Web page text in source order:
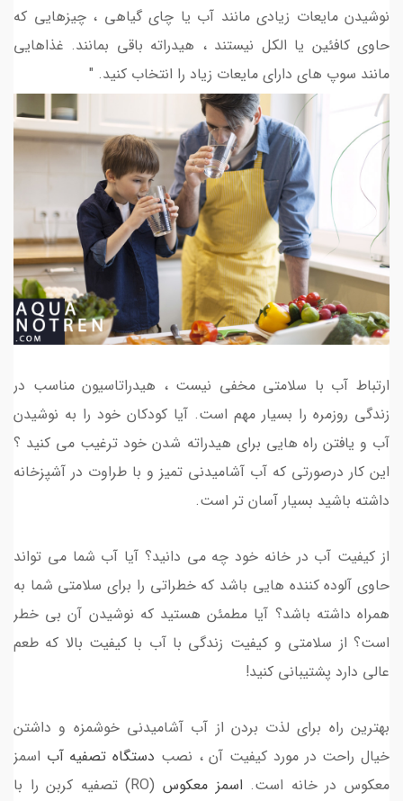
نوشیدن مایعات زیادی مانند آب یا چای گیاهی ، چیزهایی که
حاوی کافئین یا الکل نیستند ، هیدراته باقی بمانند. غذاهایی
مانند سوپ های دارای مایعات زیاد را انتخاب کنید. "
ارتباط آب با سلامتی مخفی نیست ، هیدراتاسیون مناسب در
زندگی روزمره را بسیار مهم است. آیا کودکان خود را به نوشیدن
آب و یافتن راه هایی برای هیدراته شدن خود ترغیب می کنید ؟
این کار درصورتی که آب آشامیدنی تمیز و با طراوت در آشپزخانه
داشته باشید بسیار آسان تر است.
از کیفیت آب در خانه خود چه می دانید؟ آیا آب شما می تواند
حاوی آلوده کننده هایی باشد که خطراتی را برای سلامتی شما به
همراه داشته باشد؟ آیا مطمئن هستید که نوشیدن آن بی خطر
است؟ از سلامتی و کیفیت زندگی با آب با کیفیت بالا که طعم
عالی دارد پشتیبانی کنید!
بهترین راه برای لذت بردن از آب آشامیدنی خوشمزه و داشتن
خیال راحت در مورد کیفیت آن ، نصب دستگاه تصفیه آب اسمز
معکوس در خانه است. اسمز معکوس
(RO) تصفیه کربن را با